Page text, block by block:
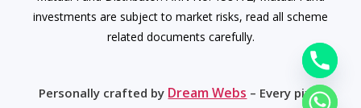
investments are subject to market risks, read all scheme
related documents carefully.
Personally crafted by Dream Webs – Every pixel